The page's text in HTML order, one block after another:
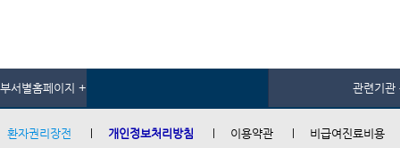
부서별홈페이지 + 관련기관
환자권리장전 개인정보처리방침 이용약관 비급여진료비용